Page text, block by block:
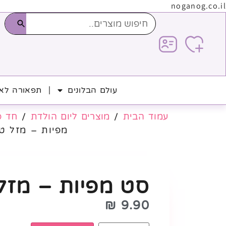
noganog.co.il
עולם הבלונים תפאורה
עמוד הבית / מוצרים ליום הולדת / חד
מפיות – מזל
סט מפיות –
9.90
₪